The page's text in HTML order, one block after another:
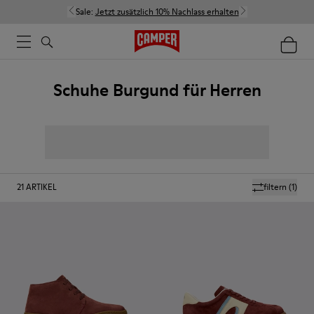
Sale: Jetzt zusätzlich 10% Nachlass erhalten
Schuhe Burgund für Herren
filtern (1)
21ARTIKEL